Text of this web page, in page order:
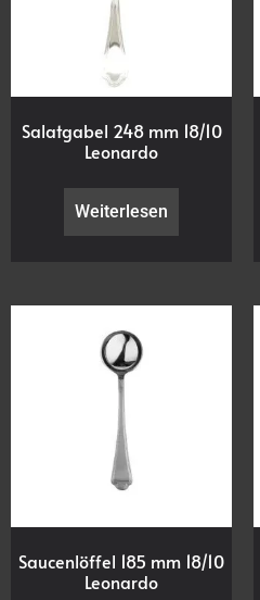
Salatgabel 248 mm 18/10
Leonardo
Weiterlesen
Saucenlöffel 185 mm 18/10
Leonardo